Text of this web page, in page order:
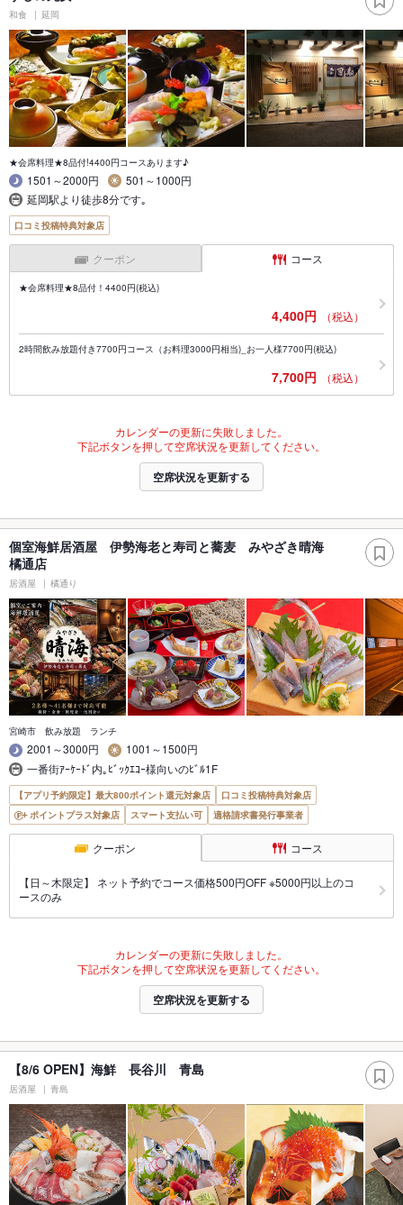
和食 延岡
★会席料理★8品付!4400円コースあります♪
1501～2000円
501～1000円
延岡駅より徒歩8分です｡
口コミ投稿特典対象店
クーポン コース
★会席料理★8品付！4400円(税込)
4,400円 （税込）
2時間飲み放題付き7700円コース（お料理3000円相当)_お一人様7700円(税込)
7,700円 （税込）
カレンダーの更新に失敗しました。
下記ボタンを押して空席状況を更新してください。
空席状況を更新する
個室海鮮居酒屋 伊勢海老と寿司と蕎麦 みやざき晴海
橘通店
居酒屋 橘通り
宮崎市 飲み放題 ランチ
2001～3000円
1001～1500円
一番街ｱｰｹｰﾄﾞ内｡ﾋﾞｯｸｴｺｰ様向いのﾋﾞﾙ1F
【アプリ予約限定】最大800ポイント還元対象店
口コミ投稿特典対象店
ポイントプラス対象店
スマート支払い可 適格請求書発行事業者
クーポン コース
【日～木限定】 ネット予約でコース価格500円OFF ※5000円以上のコ
ースのみ
カレンダーの更新に失敗しました。
下記ボタンを押して空席状況を更新してください。
空席状況を更新する
【8/6 OPEN】海鮮 長谷川 青島
居酒屋 青島